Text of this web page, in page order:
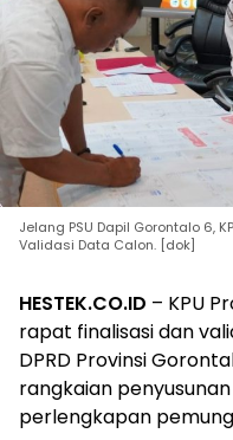
Jelang PSU Dapil Gorontalo 6,
Validasi Data Calon. [dok]
HESTEK.CO.ID – KPU
rapat finalisasi dan
DPRD Provinsi
rangkaian
perlengkapan